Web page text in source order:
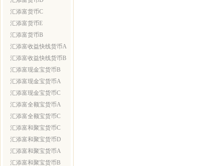
汇添富货币C
汇添富货币E
汇添富货币B
汇添富收益快线货币A
汇添富收益快线货币B
汇添富现金宝货币B
汇添富现金宝货币A
汇添富现金宝货币C
汇添富全额宝货币A
汇添富全额宝货币C
汇添富和聚宝货币C
汇添富和聚宝货币D
汇添富和聚宝货币A
汇添富和聚宝货币B